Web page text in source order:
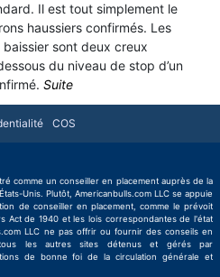
Il est tout simplement le
haussiers confirmés. Les
sont deux creux
du niveau de stop d’un
Suite
COS
comme un conseiller en placement auprès de la
Unis. Plutôt, Americanbulls.com LLC se appuie
de conseiller en placement, comme le prévoit
Act de 1940 et les lois correspondantes de l'état
LLC ne pas offrir ou fournir des conseils en
les autres sites détenus et gérés par
de bonne foi de la circulation générale et